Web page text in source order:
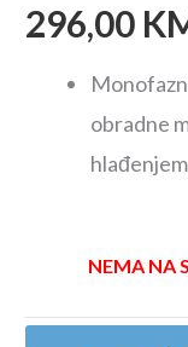
296,00
obradne
NEMA NA